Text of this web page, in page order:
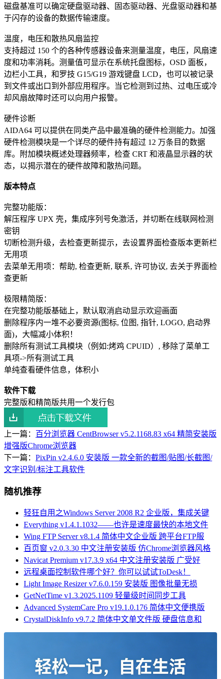
磁盘基准可以确定硬盘驱动器、固态驱动器、光盘驱动器和基
于闪存的设备的数据传输速度。
温度，电压和散热风扇监控
支持超过 150 个的各种传感器设备来测量温度，电压，风扇速
度和功率消耗。测量值可显示在系统托盘图标，OSD 面板，
边栏小工具，和罗技 G15/G19 游戏键盘 LCD，也可以被记录
到文件或出口到外部应用程序。当它检测到过热、过电压或冷
却风扇故障时还可以向用户报警。
硬件诊断
AIDA64 可以提供在同类产品中最准确的硬件检测能力。加强
硬件检测模块是一个详尽的硬件持有超过 12 万条目的数据
库。附加模块概述处理器频率，检查 CRT 和液晶显示器的状
态，以揭示潜在的硬件故障和散热问题。
版本特点
完整功能版：
解压程序 UPX 壳，集成序列号免激活，并切断在线联网检测
密钥
切断检测升级，去检查更新提示，去设置界面检查版本更新栏
无用项
去菜单无用项：帮助, 检查更新, 联系, 许可协议, 去关于界面检
查更新
极限精简版：
在完整功能版基础上，默认取消启动显示欢迎画面
删除程序内一堆不必要资源(图标, 位图, 指针, LOGO, 启动界
面)，大幅减小体积！
删除所有测试工具模块（例如:烤鸡 CPUID）, 移除了菜单工
具项->所有测试工具
单纯查看硬件信息，体积小
软件下载
完整版和精简版共用一个发行包
上一篇： 百分浏览器 CentBrowser v5.2.1168.83 x64 精简安装版
增强版Chrome浏览器
下一篇： PixPin v2.4.6.0 安装版 一款全新的截图/贴图/长截图/
文字识别/标注工具软件
随机推荐
轻狂自用之Windows Server 2008 R2 企业版，集成关键
Everything v1.4.1.1032——也许是速度最快的本地文件
Wing FTP Server v8.1.4 简体中文企业版 跨平台FTP服
百页窗 v2.0.3.30 中文注册安装版 仿Chrome浏览器风格
Navicat Premium v17.3.9 x64 中文注册安装版 广受好
远程桌面控制软件哪个好？你可以试试ToDesk！
Light Image Resizer v7.6.0.159 安装版 图像批量无损
GetNetTime v1.3.2025.1109 轻量级时间同步工具
Advanced SystemCare Pro v19.1.0.176 简体中文便携版
CrystalDiskInfo v9.7.2 简体中文单文件版 硬盘信息和